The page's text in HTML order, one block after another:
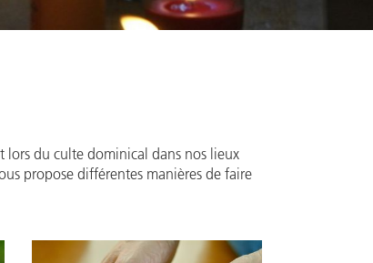
lors du culte dominical dans nos lieux
propose différentes manières de faire